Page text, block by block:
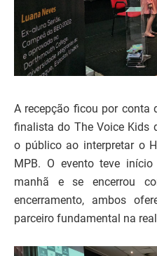
A recepção ficou por conta
finalista do The Voice Kids
o público ao interpretar o
MPB. O evento teve
manhã e se encerrou
encerramento, ambos
parceiro fundamental na